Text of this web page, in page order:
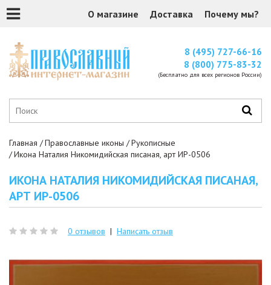
О магазине Доставка Почему мы?
8 (495) 727-66-16
8 (800) 775-83-32
(Бесплатно для всех регионов России)
Главная Православные иконы
Рукописные
Икона Наталия Никомидийская писаная, арт ИР-0506
ИКОНА НАТАЛИЯ НИКОМИДИЙСКАЯ ПИСАНАЯ,
АРТ ИР-0506
0 отзывов | Написать отзыв